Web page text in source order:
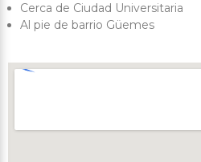
Cerca de Ciudad Universitaria
Al pie de barrio Güemes